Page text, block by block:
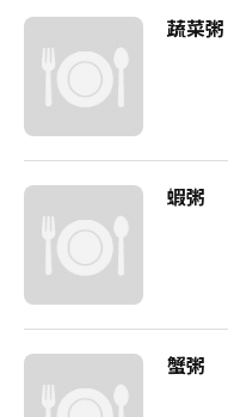
蔬菜粥
蝦粥
蟹粥